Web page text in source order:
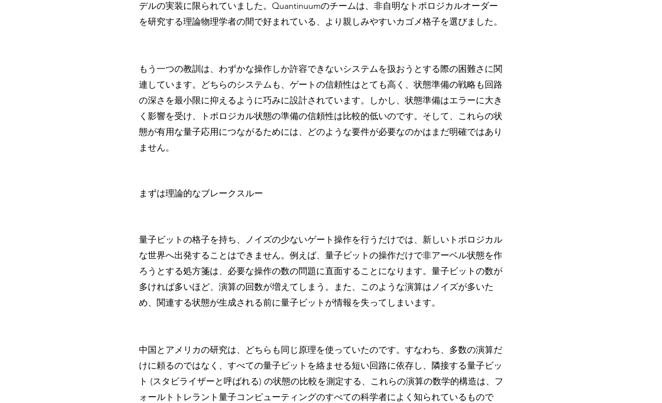
デルの実装に限られていました。Quantinuumのチームは、非自明なトポロジカルオーダー
を研究する理論物理学者の間で好まれている、より親しみやすいカゴメ格子を選びました。
もう一つの教訓は、わずかな操作しか許容できないシステムを扱おうとする際の困難さに関
連しています。どちらのシステムも、ゲートの信頼性はとても高く、状態準備の戦略も回路
の深さを最小限に抑えるように巧みに設計されています。しかし、状態準備はエラーに大き
く影響を受け、トポロジカル状態の準備の信頼性は比較的低いのです。そして、これらの状
態が有用な量子応用につながるためには、どのような要件が必要なのかはまだ明確ではあり
ません。
まずは理論的なブレークスルー
量子ビットの格子を持ち、ノイズの少ないゲート操作を行うだけでは、新しいトポロジカル
な世界へ出発することはできません。例えば、量子ビットの操作だけで非アーベル状態を作
ろうとする処方箋は、必要な操作の数の問題に直面することになります。量子ビットの数が
多ければ多いほど、演算の回数が増えてしまう。また、このような演算はノイズが多いた
め、関連する状態が生成される前に量子ビットが情報を失ってしまいます。
中国とアメリカの研究は、どちらも同じ原理を使っていたのです。すなわち、多数の演算だ
けに頼るのではなく、すべての量子ビットを絡ませる短い回路に依存し、隣接する量子ビッ
ト (スタビライザーと呼ばれる) の状態の比較を測定する、これらの演算の数学的構造は、フ
ォールトトレラント量子コンピューティングのすべての科学者によく知られているもので